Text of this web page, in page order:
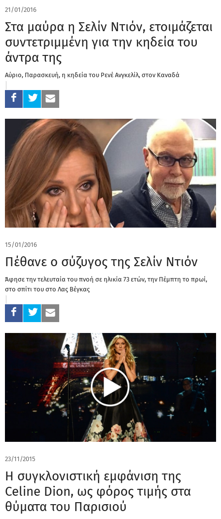
21/01/2016
Στα μαύρα η Σελίν Ντιόν, ετοιμάζεται
συντετριμμένη για την κηδεία του
άντρα της
Αύριο, Παρασκευή, η κηδεία του Ρενέ Ανγκελίλ, στον Καναδά
15/01/2016
Πέθανε ο σύζυγος της Σελίν Ντιόν
Άφησε την τελευταία του πνοή σε ηλικία 73 ετών, την Πέμπτη το πρωί,
στο σπίτι του στο Λας Βέγκας
23/11/2015
Η συγκλονιστική εμφάνιση της
Celine Dion, ως φόρος τιμής στα
θύματα του Παρισιού